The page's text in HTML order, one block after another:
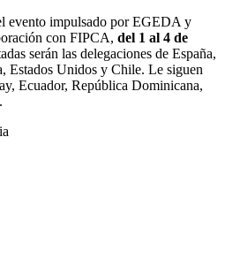
evento impulsado por EGEDA y
con FIPCA, del 1 al 4 de
serán las delegaciones de España,
Estados Unidos y Chile. Le siguen
Ecuador, República Dominicana,